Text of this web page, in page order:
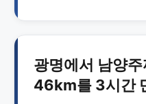
광명에서 남양
46km를 3시간